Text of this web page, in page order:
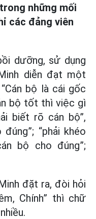
những mối
các đảng viên
dưỡng, sử dụng
diễn đạt một
bộ là cái gốc
bộ tốt thì việc gì
biết rõ cán bộ”,
“phải khéo
bộ cho đúng”;
đặt ra, đòi hỏi
Chính” thì chữ